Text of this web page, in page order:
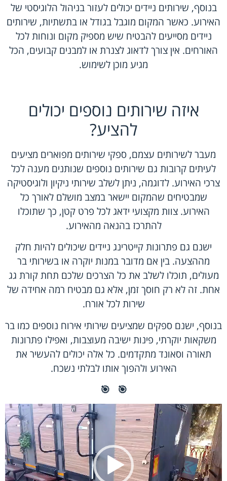
בנוסף, שירותים ניידים יכולים לעזור בניהול הלוגיסטי של
האירוע. כאשר המקום מוגבל בגודל או בתשתיות, שירותים
ניידים מסייעים להבטיח שיש מספיק מקום ונוחות לכל
האורחים. אין צורך לדאוג לצנרת או למבנים קבועים, הכל
מגיע מוכן לשימוש.
איזה שירותים נוספים יכולים
להציע?
מעבר לשירותים עצמם, ספקי שירותים מפוארים מציעים
לעיתים קרובות גם שירותים נוספים שנותנים מענה לכל
צרכי האירוע. לדוגמה, ניתן לשלב שירותי ניקיון ולוגיסטיקה
שמבטיחים שהמקום יישאר במצב מושלם לאורך כל
האירוע. צוות מקצועי ידאג לכל פרט קטן, כך שתוכלו
להתרכז בהנאה מהאירוע.
ישנם גם פתרונות קייטרינג ניידים שיכולים להיות חלק
מההצעה. בין אם מדובר במנות יוקרה או בשירותי בר
מעולים, תוכלו לשלב את כל הצרכים שלכם תחת קורת גג
אחת. זה לא רק חוסך זמן, אלא גם מבטיח רמה אחידה של
שירות לכל אורח.
בנוסף, ישנם ספקים שמציעים שירותי אירוח נוספים כמו בר
משקאות יוקרתי, פינות ישיבה מעוצבות, ואפילו פתרונות
תאורה וסאונד מתקדמים. כל אלה יכולים להעשיר את
האירוע ולהפוך אותו לבלתי נשכח.
🎯
🎯
וידאו